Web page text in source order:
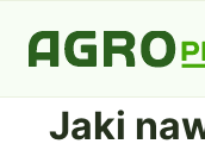
Jaki